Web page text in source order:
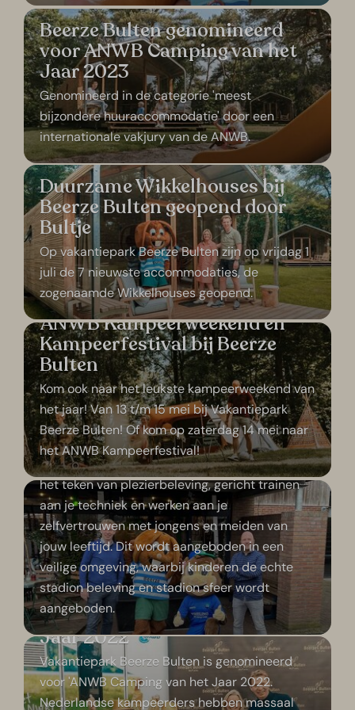
Beerze Bulten genomineerd
voor ANWB Camping van het
Jaar 2023
Genomineerd in de categorie 'meest
bijzondere huuraccommodatie' door een
internationale vakjury van de ANWB.
Duurzame Wikkelhouses bij
Beerze Bulten geopend door
Bultje
Op vakantiepark Beerze Bulten zijn op vrijdag 1
juli de 7 nieuwste accommodaties, de
zogenaamde Wikkelhouses geopend.
ANWB Kampeerweekend en
Kampeerfestival bij Beerze
Bulten
Kom ook naar het leukste kampeerweekend van
het jaar! Van 13 t/m 15 mei bij Vakantiepark
Beerze Bulten! Of kom op zaterdag 14 mei naar
het ANWB Kampeerfestival!
Bultje Foundation steunt Arne
Slot Voetbaldagen
Op de Arne Slot Voetbaldagen staat alles in
het teken van plezierbeleving, gericht trainen
aan je techniek en werken aan je
zelfvertrouwen met jongens en meiden van
jouw leeftijd. Dit wordt aangeboden in een
veilige omgeving, waarbij kinderen de echte
stadion beleving en stadion sfeer wordt
aangeboden.
Beerze Bulten genomineerd
voor 'ANWB Camping van het
Jaar 2022'
Vakantiepark Beerze Bulten is genomineerd
voor 'ANWB Camping van het Jaar 2022.
Nederlandse kampeerders hebben massaal